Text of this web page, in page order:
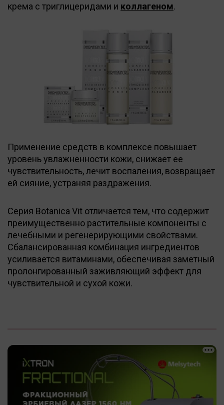
крема с триглицеридами и коллагеном.
Применение средств в комплексе повышает
уровень увлажненности кожи, снижает ее
чувствительность, лечит воспаления, возвращает
ей сияние, устраняя раздражения.
Серия Botanica Vit отличается тем, что содержит
преимущественно растительные компоненты с
лечебными и регенерирующими свойствами.
Сбалансированная комбинация ингредиентов
усиливается витаминами, обеспечивая заметный
пролонгированный заживляющий эффект для
чувствительной и сухой кожи.